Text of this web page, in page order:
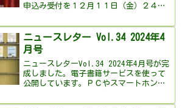
申込み受付を１２月１１日（金）２４：
場参加の受付は既に終了しています。）
既に会場参加にお申し込みでオンライン
への変更をご希望の方も１...
ニュースレター Vol.34 2024年4
月号
ニュースレターVol.34 2024年4月号が完
成しました。電子書籍サービスを使って
公開しています。ＰＣやスマートホンで
が読めます。ボタンを押すと外部サイト